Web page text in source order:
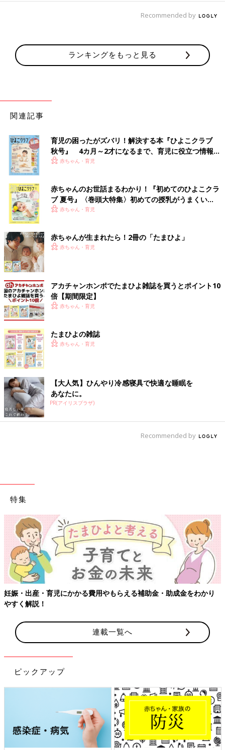
Recommended by
ランキングをもっと見る
関連記事
育児の困ったがズバリ！解決する本『ひよこクラブ
秋号』 4カ月～2才になるまで、育児に役立つ情報が
いっぱい！
赤ちゃん・育児
赤ちゃんのお世話まるわかり！『初めてのひよこクラ
ブ 夏号』〈巻頭大特集〉初めての授乳がうまくい
く！ おっぱい・ミルクの基本と夏のトラブル 解決テ
赤ちゃん・育児
赤ちゃんが生まれたら！2冊の「たまひよ」
赤ちゃん・育児
アカチャンホンポでたまひよ雑誌を買うとポイント10
倍【期間限定】
赤ちゃん・育児
たまひよの雑誌
赤ちゃん・育児
【大人気】ひんやり冷感寝具で快適な睡眠を
あなたに。
PR(アイリスプラザ)
Recommended by
特集
妊娠・出産・育児にかかる費用やもらえる補助金・助成金をわかり
やすく解説！
連載一覧へ
ピックアップ